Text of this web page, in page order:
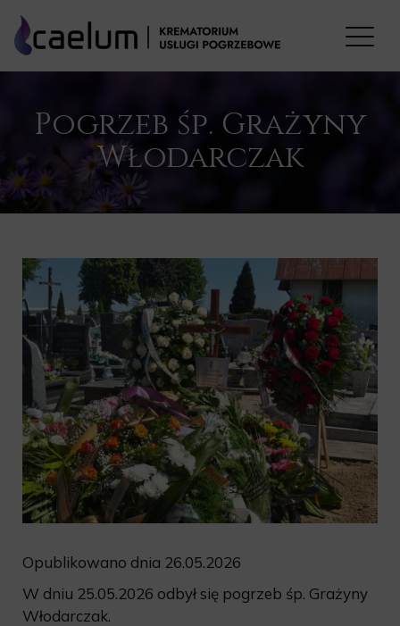
Pogrzeb śp. Grażyny
Włodarczak
Opublikowano dnia 26.05.2026
W dniu 25.05.2026 odbył się pogrzeb śp. Grażyny
Włodarczak.